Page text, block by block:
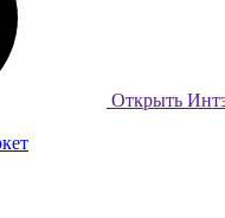
Открыть